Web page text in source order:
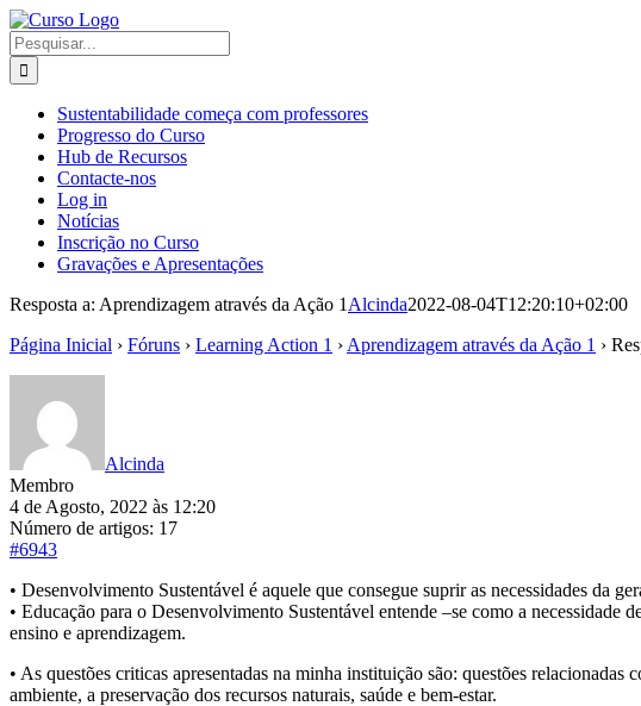
Skip
to
content
Pesquisar
Sustentabilidade começa com professores
Progresso do Curso
Hub de Recursos
Contacte-nos
Log in
Notícias
Inscrição no Curso
Gravações e Apresentações
Resposta a: Aprendizagem através da Ação 1 Alcinda2022-08-04T12:20:10+02:00
Página Inicial › Fóruns › Learning Action 1 › Aprendizagem através da Ação 1 ›
Alcinda
Membro
4 de Agosto, 2022 às 12:20
Número de artigos: 17
#6943
• Desenvolvimento Sustentável é aquele que consegue suprir as necessidades da
• Educação para o Desenvolvimento Sustentável entende –se como a
ensino e aprendizagem.
• As questões criticas apresentadas na minha instituição são: questões
ambiente, a preservação dos recursos naturais, saúde e bem-estar.